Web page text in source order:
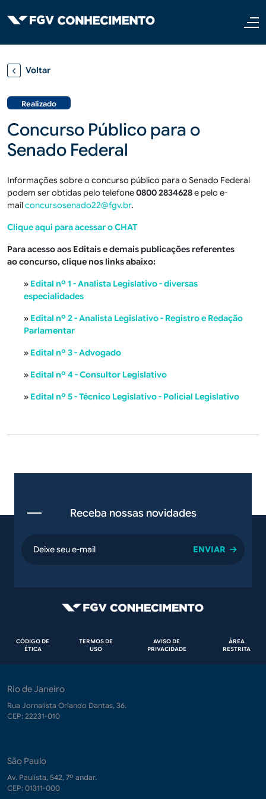
Voltar
Realizado
Concurso Público para o
Senado Federal
Informações sobre o concurso público para o Senado Federal
podem ser obtidas pelo telefone0800 2834628e pelo e-
mailconcursosenado22@fgv.br.
Clique aqui para acessar o CHAT
Para acesso aos Editais e demais publicações referentes
ao concurso, clique nos links abaixo:
» Edital nº 1 - Analista Legislativo - diversas
especialidades
» Edital nº 2 - Analista Legislativo - Registro e Redação
Parlamentar
» Edital nº 3 - Advogado
» Edital nº 4 - Consultor Legislativo
» Edital nº 5 - Técnico Legislativo - Policial Legislativo
Receba nossas novidades
email
Rodapé
CÓDIGO DE
ÉTICA
TERMOS DE
USO
AVISO DE
PRIVACIDADE
ÁREA
RESTRITA
Rio de Janeiro
Rua Jornalista Orlando Dantas, 36.
CEP: 22231-010
São Paulo
Av. Paulista, 542, 7º andar.
CEP: 01311-000